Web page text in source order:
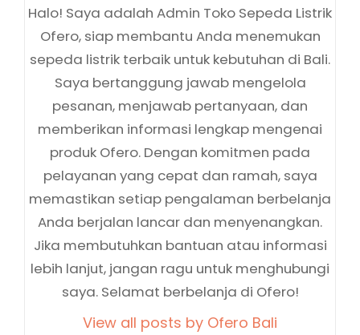
Halo! Saya adalah Admin Toko Sepeda Listrik
Ofero, siap membantu Anda menemukan
sepeda listrik terbaik untuk kebutuhan di Bali.
Saya bertanggung jawab mengelola
pesanan, menjawab pertanyaan, dan
memberikan informasi lengkap mengenai
produk Ofero. Dengan komitmen pada
pelayanan yang cepat dan ramah, saya
memastikan setiap pengalaman berbelanja
Anda berjalan lancar dan menyenangkan.
Jika membutuhkan bantuan atau informasi
lebih lanjut, jangan ragu untuk menghubungi
saya. Selamat berbelanja di Ofero!
View all posts by Ofero Bali